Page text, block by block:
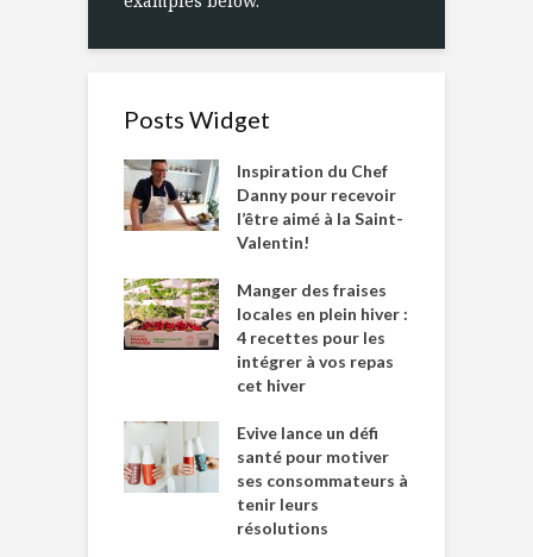
Posts Widget
Inspiration du Chef
Danny pour recevoir
l’être aimé à la Saint-
Valentin!
Manger des fraises
locales en plein hiver :
4 recettes pour les
intégrer à vos repas
cet hiver
Evive lance un défi
santé pour motiver
ses consommateurs à
tenir leurs
résolutions